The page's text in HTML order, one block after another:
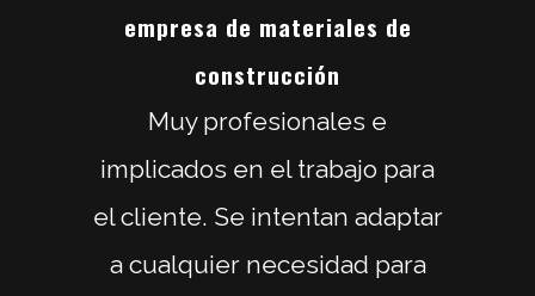
empresa de materiales de
construcción
Muy profesionales e
implicados en el trabajo para
el cliente. Se intentan adaptar
a cualquier necesidad para